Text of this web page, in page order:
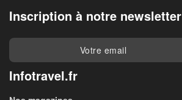
Inscription à notre newsletter
Infotravel.fr